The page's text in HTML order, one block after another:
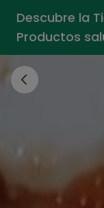
Descubre la
Productos